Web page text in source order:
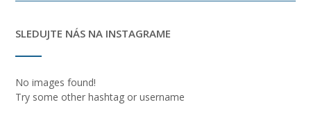
SLEDUJTE NÁS NA INSTAGRAME
No images found!
Try some other hashtag or username